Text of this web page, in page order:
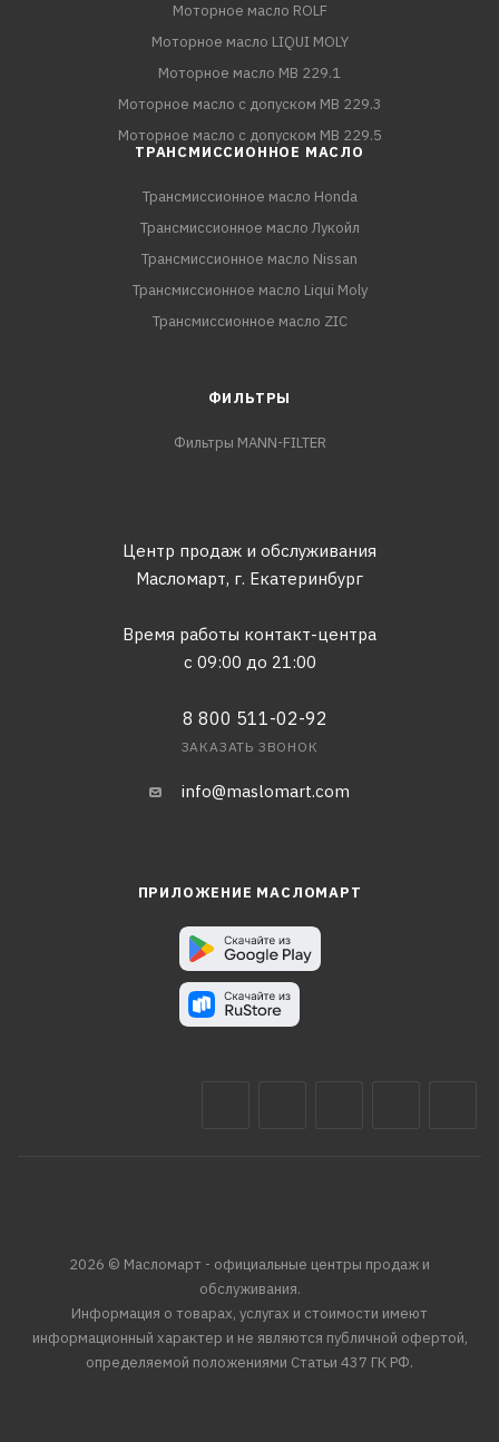
Моторное масло ROLF
Моторное масло LIQUI MOLY
Моторное масло MB 229.1
Моторное масло с допуском MB 229.3
Моторное масло с допуском MB 229.5
ТРАНСМИССИОННОЕ МАСЛО
Трансмиссионное масло Honda
Трансмиссионное масло Лукойл
Трансмиссионное масло Nissan
Трансмиссионное масло Liqui Moly
Трансмиссионное масло ZIC
ФИЛЬТРЫ
Фильтры MANN-FILTER
Центр продаж и обслуживания
Масломарт, г. Екатеринбург
Время работы контакт-центра
с 09:00 до 21:00
8 800 511-02-92
ЗАКАЗАТЬ ЗВОНОК
info@maslomart.com
ПРИЛОЖЕНИЕ МАСЛОМАРТ
2026 © Масломарт - официальные центры продаж и
обслуживания.
Информация о товарах, услугах и стоимости имеют
информационный характер и не являются публичной офертой,
определяемой положениями Статьи 437 ГК РФ.